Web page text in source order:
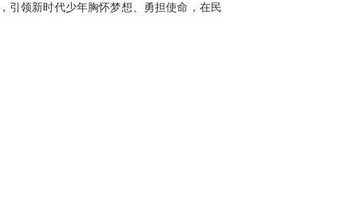
引领新时代少年胸怀梦想、勇担使命，在民